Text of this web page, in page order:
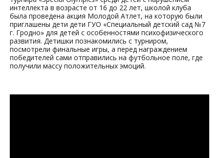
интеллекта в возрасте от 16 до 22 лет, школой клуба
была проведена акция Молодой Атлет, на которую были
приглашены дети дети ГУО «Специальный детский сад №7
г. Гродно» для детей с особенностями психофизического
развития. Детишки познакомились с турниром,
посмотрели финальные игры, а перед награждением
победителей сами отправились на футбольное поле, где
получили массу положительных эмоций.